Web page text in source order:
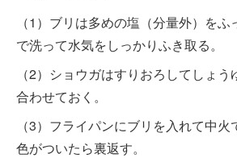
（1）ブリは多めの塩（分量外）を
で洗って水気をしっかりふき取る。
（2）ショウガはすりおろしてしょう
合わせておく。
（3）フライパンにブリを入れて中火
色がついたら裏返す。